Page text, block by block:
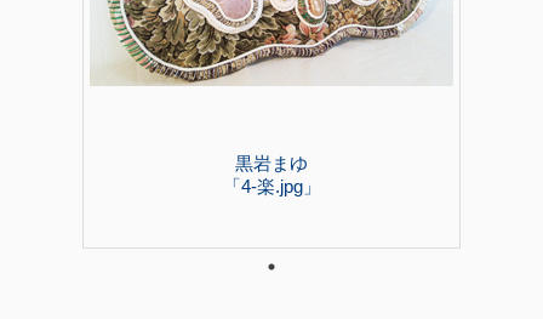
黒岩まゆ
「4-楽.jpg」